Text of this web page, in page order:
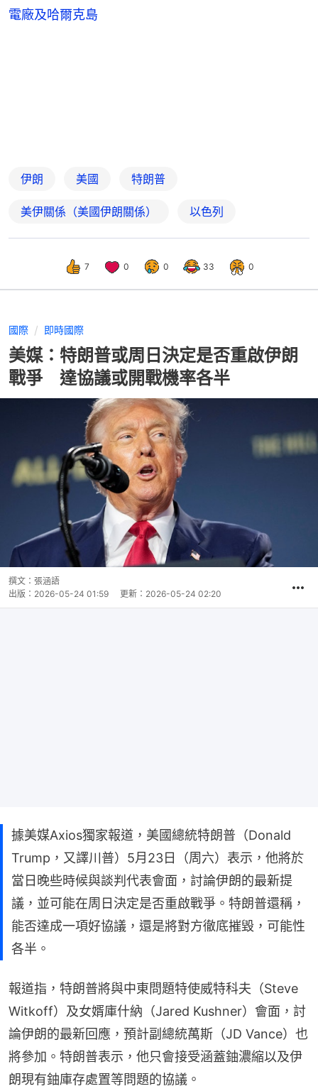
電廠及哈爾克島
伊朗 美國 特朗普
美伊關係（美國伊朗關係） 以色列
7 0 0 33 0
國際 即時國際
美媒：特朗普或周日決定是否重啟伊朗
戰爭 達協議或開戰機率各半
撰文： 張涵語
出版： 2026-05-24 01:59 更新： 2026-05-24 02:20
據美媒Axios獨家報道，美國總統特朗普（Donald
Trump，又譯川普）5月23日（周六）表示，他將於
當日晚些時候與談判代表會面，討論伊朗的最新提
議，並可能在周日決定是否重啟戰爭。特朗普還稱，
能否達成一項好協議，還是將對方徹底摧毀，可能性
各半。
報道指，特朗普將與中東問題特使威特科夫（Steve
Witkoff）及女婿庫什納（Jared Kushner）會面，討
論伊朗的最新回應，預計副總統萬斯（JD Vance）也
將參加。特朗普表示，他只會接受涵蓋鈾濃縮以及伊
朗現有鈾庫存處置等問題的協議。